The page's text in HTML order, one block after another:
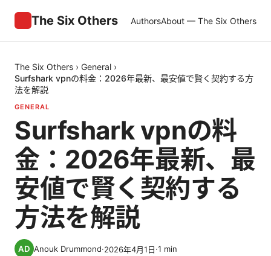
The Six Others AuthorsAbout — The Six Others
The Six Others › General ›
Surfshark vpnの料金：2026年最新、最安値で賢く契約する方
法を解説
GENERAL
Surfshark vpnの料
金：2026年最新、最
安値で賢く契約する
方法を解説
Anouk Drummond·2026年4月1日·1 min